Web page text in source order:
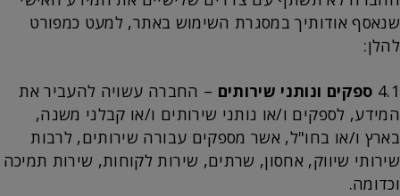
שנאסף אודותיך במסגרת השימוש באתר, למעט כמפורט
להלן:
4.1 ספקים ונותני שירותים – החברה עשויה להעביר את
המידע, לספקים ו/או נותני שירותים ו/או קבלני משנה,
בארץ ו/או בחו"ל, אשר מספקים עבורה שירותים, לרבות
שירותי שיווק, אחסון, שרתים, שירות לקוחות, שירות תמיכה
וכדומה.